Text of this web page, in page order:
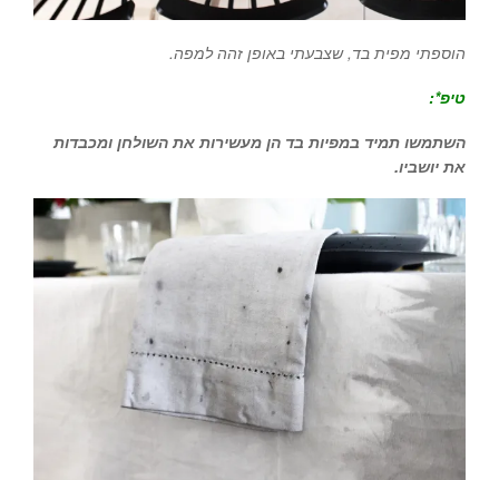
הוספתי מפית בד, שצבעתי באופן זהה למפה.
טיפ*:
השתמשו תמיד במפיות בד הן מעשירות את השולחן ומכבדות
את יושביו.